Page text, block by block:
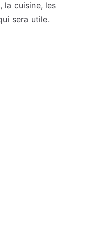
la cuisine, les
sera utile.